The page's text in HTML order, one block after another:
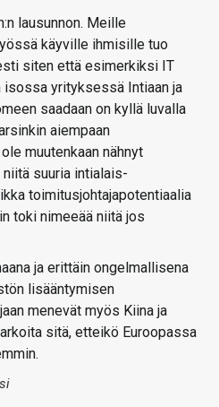
lausunnon. Meille
käyville ihmisille tuo
siten että esimerkiksi IT
yrityksessä Intiaan ja
saadaan on kyllä luvalla
aiempaan
muutenkaan nähnyt
suuria intialais-
toimitusjohtajapotentiaalia
toki nimeeää niitä jos
ja erittäin ongelmallisena
lisääntymisen
menevät myös Kiina ja
sitä, etteikö Euroopassa